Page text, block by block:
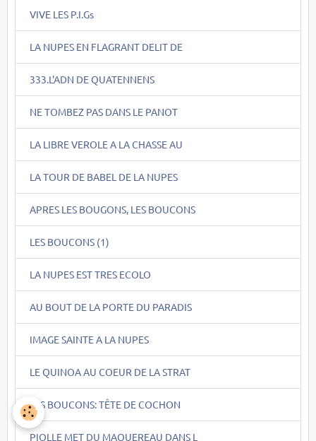
VIVE LES P.I.Gs
LA NUPES EN FLAGRANT DELIT DE
333.L'ADN DE QUATENNENS
NE TOMBEZ PAS DANS LE PANOT
LA LIBRE VEROLE A LA CHASSE AU
LA TOUR DE BABEL DE LA NUPES
APRES LES BOUGONS, LES BOUCONS
LES BOUCONS (1)
LA NUPES EST TRES ECOLO
AU BOUT DE LA PORTE DU PARADIS
IMAGE SAINTE A LA NUPES
LE QUINOA AU COEUR DE LA STRAT
LES BOUCONS: TÊTE DE COCHON
PIOLLE MET DU MAQUEREAU DANS L